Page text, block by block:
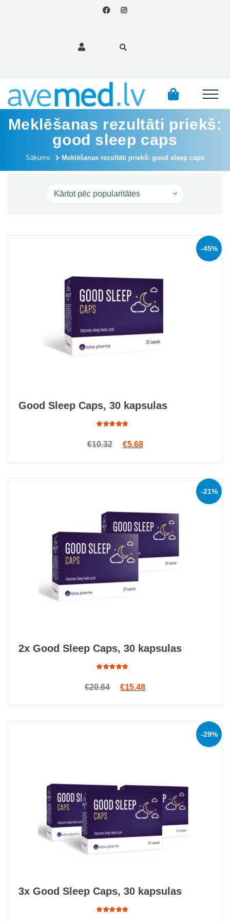
Meklēšanas rezultāti priekš:
good sleep caps
Sākums Meklēšanas rezultāti priekš: good sleep caps
-45%
Good Sleep Caps, 30 kapsulas
4.69
out
€10.32 Original price was: €10.32.
€5.68Current price is: €5.68.
-21%
2x Good Sleep Caps, 30 kapsulas
4.82
out
€20.64 Original price was: €20.64.
€15.48Current price is:
-29%
3x Good Sleep Caps, 30 kapsulas